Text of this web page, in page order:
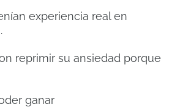
experiencia real en
reprimir su ansiedad porque
ganar